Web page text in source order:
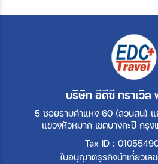
บริษัท อีดีซี ทราเวิล
5 ซอยรามคำแหง 60 (สวนสน)
แขวงหัวหมาก เขตบางกะปิ กรุ
Tax ID :
ใบอนุญาตธุรกิจนำเที่ยวเล